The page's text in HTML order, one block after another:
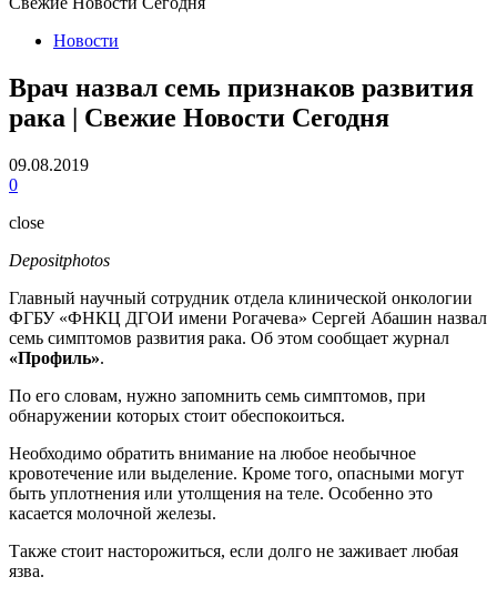
Новости
Врач назвал семь признаков развития
рака | Свежие Новости Сегодня
09.08.2019
0
close
Depositphotos
Главный научный сотрудник отдела клинической онкологии
ФГБУ «ФНКЦ ДГОИ имени Рогачева» Сергей Абашин назвал
семь симптомов развития рака. Об этом сообщает журнал
«Профиль».
По его словам, нужно запомнить семь симптомов, при
обнаружении которых стоит обеспокоиться.
Необходимо обратить внимание на любое необычное
кровотечение или выделение. Кроме того, опасными могут
быть уплотнения или утолщения на теле. Особенно это
касается молочной железы.
Также стоит насторожиться, если долго не заживает любая
язва.